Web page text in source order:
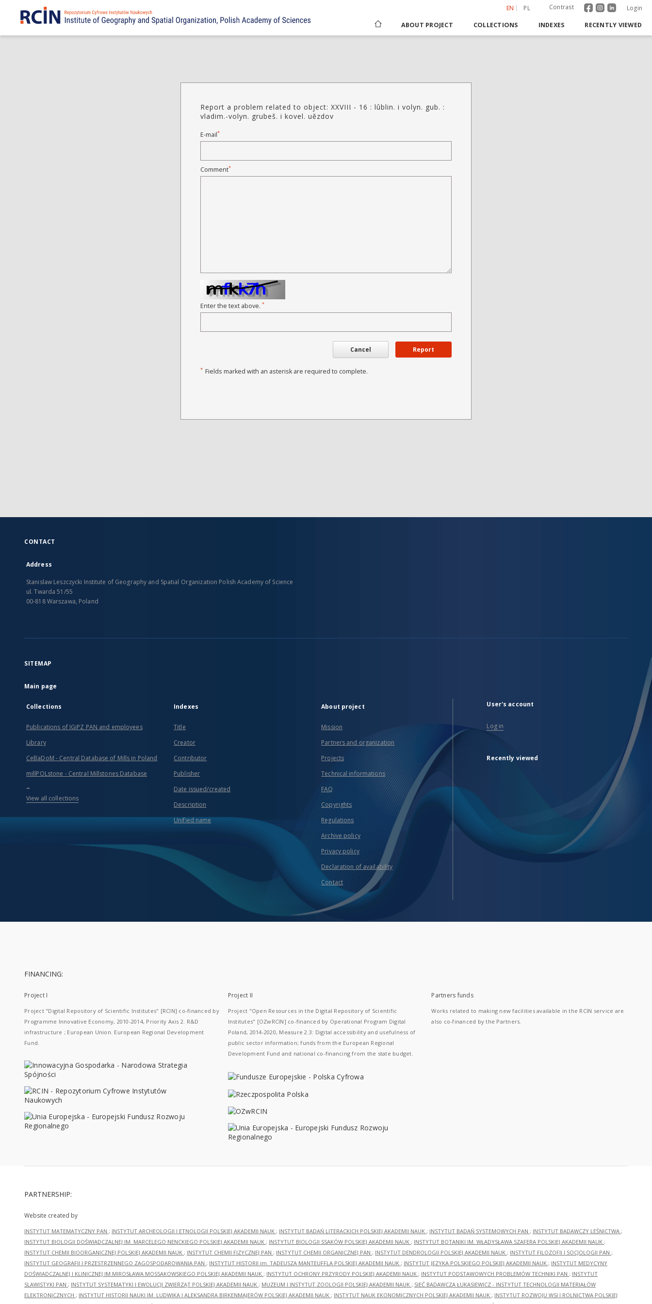
EN PL Contrast Login
ABOUT PROJECT COLLECTIONS INDEXES RECENTLY VIEWED
Report a problem related to object: XXVIII - 16 : lûblin. i volyn. gub. :
vladim.-volyn. grubeš. i kovel. uězdov
E-mail*
Comment*
Enter the text above. *
Cancel Report
* Fields marked with an asterisk are required to complete.
CONTACT
Address
Stanislaw Leszczycki Institute of Geography and Spatial Organization Polish Academy of Science
ul. Twarda 51/55
00-818 Warszawa, Poland
SITEMAP
Main page
Collections
Publications of IGiPZ PAN and employees
Library
CeBaDoM - Central Database of Mills in Poland
millPOLstone - Central Millstones Database
...
View all collections
Indexes
Title
Creator
Contributor
Publisher
Date issued/created
Description
Unified name
About project
Mission
Partners and organization
Projects
Technical informations
FAQ
Copyrights
Regulations
Archive policy
Privacy policy
Declaration of availability
Contact
User's account
Log in
Recently viewed
FINANCING:
Project I
Project "Digital Repository of Scientific Institutes" [RCIN] co-financed by
Programme Innovative Economy, 2010-2014, Priority Axis 2. R&D
infrastructure ; European Union. European Regional Development
Fund.
Project II
Project "Open Resources in the Digital Repository of Scientific
Institutes" [OZwRCIN] co-financed by Operational Program Digital
Poland, 2014-2020, Measure 2.3: Digital accessibility and usefulness of
public sector information; funds from the European Regional
Development Fund and national co-financing from the state budget.
Partners funds
Works related to making new facilities available in the RCIN service are
also co-financed by the Partners.
PARTNERSHIP:
Website created by
INSTYTUT MATEMATYCZNY PAN ; INSTYTUT ARCHEOLOGII I ETNOLOGII POLSKIEJ AKADEMII NAUK ; INSTYTUT BADAŃ LITERACKICH POLSKIEJ AKADEMII NAUK ; INSTYTUT BADAŃ SYSTEMOWYCH PAN ; INSTYTUT BADAWCZY LEŚNICTWA ;
INSTYTUT BIOLOGII DOŚWIADCZALNEJ IM. MARCELEGO NENCKIEGO POLSKIEJ AKADEMII NAUK ; INSTYTUT BIOLOGII SSAKÓW POLSKIEJ AKADEMII NAUK ; INSTYTUT BOTANIKI IM. WŁADYSŁAWA SZAFERA POLSKIEJ AKADEMII NAUK ;
INSTYTUT CHEMII BIOORGANICZNEJ POLSKIEJ AKADEMII NAUK ; INSTYTUT CHEMII FIZYCZNEJ PAN ; INSTYTUT CHEMII ORGANICZNEJ PAN ; INSTYTUT DENDROLOGII POLSKIEJ AKADEMII NAUK ; INSTYTUT FILOZOFII I SOCJOLOGII PAN ;
INSTYTUT GEOGRAFII I PRZESTRZENNEGO ZAGOSPODAROWANIA PAN ; INSTYTUT HISTORII im. TADEUSZA MANTEUFFLA POLSKIEJ AKADEMII NAUK ; INSTYTUT JĘZYKA POLSKIEGO POLSKIEJ AKADEMII NAUK ; INSTYTUT MEDYCYNY
DOŚWIADCZALNEJ I KLINICZNEJ IM.MIROSŁAWA MOSSAKOWSKIEGO POLSKIEJ AKADEMII NAUK ; INSTYTUT OCHRONY PRZYRODY POLSKIEJ AKADEMII NAUK ; INSTYTUT PODSTAWOWYCH PROBLEMÓW TECHNIKI PAN ; INSTYTUT
SLAWISTYKI PAN ; INSTYTUT SYSTEMATYKI I EWOLUCJI ZWIERZĄT POLSKIEJ AKADEMII NAUK ; MUZEUM I INSTYTUT ZOOLOGII POLSKIEJ AKADEMII NAUK ; SIEĆ BADAWCZA ŁUKASIEWICZ - INSTYTUT TECHNOLOGII MATERIAŁÓW
ELEKTRONICZNYCH ; INSTYTUT HISTORII NAUKI IM. LUDWIKA I ALEKSANDRA BIRKENMAJERÓW POLSKIEJ AKADEMII NAUK ; INSTYTUT NAUK EKONOMICZNYCH POLSKIEJ AKADEMII NAUK ; INSTYTUT ROZWOJU WSI I ROLNICTWA POLSKIEJ